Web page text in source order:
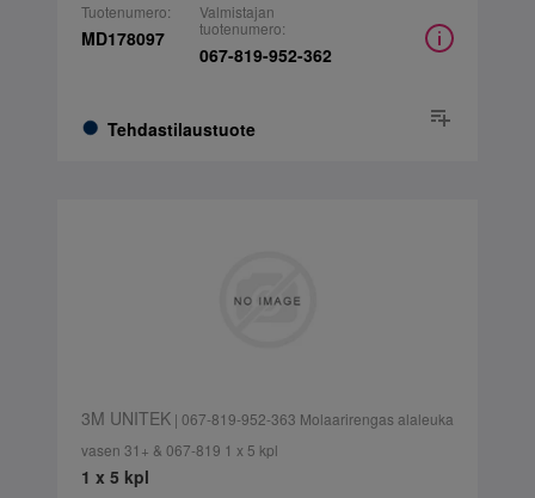
Tuotenumero:
MD178097
Tehdastilaustuote
Valmistajan
tuotenumero:
067-819-952-362
3M UNITEK| 067-819-952-363 Molaarirengas alaleuka
vasen 31+ & 067-819 1 x 5 kpl
1 x 5 kpl